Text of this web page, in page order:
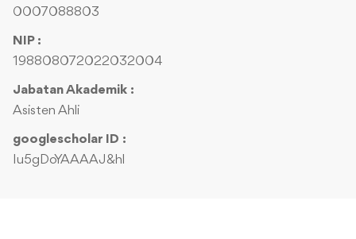
0007088803
NIP :
198808072022032004
Jabatan Akademik :
Asisten Ahli
googlescholar ID :
Iu5gDoYAAAAJ&hl